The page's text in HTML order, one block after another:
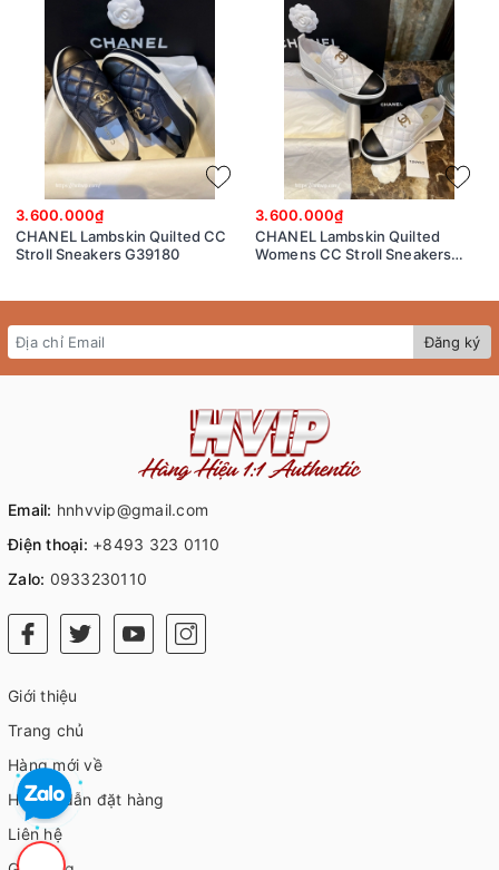
3.600.000₫
CHANEL Lambskin Quilted CC
Stroll Sneakers G39180
3.600.000₫
CHANEL Lambskin Quilted
Womens CC Stroll Sneakers
Đăng ký
Email: hnhvvip@gmail.com
Điện thoại: +8493 323 0110
Zalo: 0933230110
Giới thiệu
Trang chủ
Hàng mới về
Hướng dẫn đặt hàng
Liên hệ